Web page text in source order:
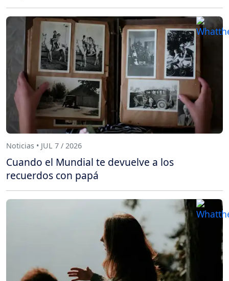
Noticias • JUL 7 / 2026
Cuando el Mundial te devuelve a los
recuerdos con papá